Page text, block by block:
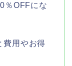
％OFFにな
費用やお得